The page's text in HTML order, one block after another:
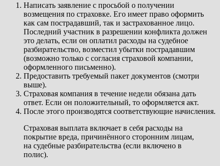
Написать заявление с просьбой о получении
возмещения по страховке. Его имеет право оформить
как сам пострадавший, так и застрахованное лицо.
Последний участник в разрешении конфликта должен
это делать, если он оплатил расходы на судебное
разбирательство, возместил убытки пострадавшим
(возможно только с согласия страховой компании,
оформленного письменно).
Предоставить требуемый пакет документов (смотри
выше).
Страховая компания в течение недели обязана дать
ответ. Если он положительный, то оформляется акт.
После этого производятся соответствующие начисления.
Страховая выплата включает в себя расходы на
покрытие вреда, причинённого сторонним лицам,
на судебные разбирательства (если включено в
полис).